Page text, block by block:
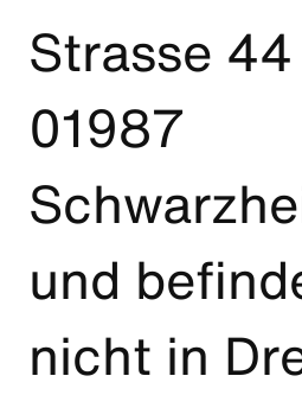
Strasse
01987
und
nicht in